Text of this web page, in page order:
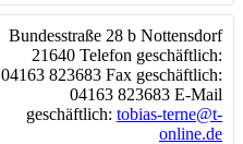
Bundesstraße 28 b Nottensdorf
21640 Telefon geschäftlich:
04163 823683 Fax geschäftlich:
04163 823683 E-Mail
geschäftlich: tobias-terne@t-
online.de